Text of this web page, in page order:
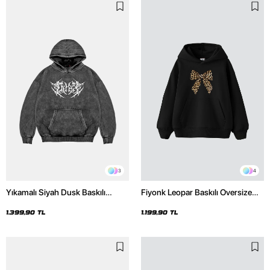
3
Yıkamalı Siyah Dusk Baskılı
1.399,90 TL
4
Fiyonk Leopar Baskılı Oversize
1.199,90 TL